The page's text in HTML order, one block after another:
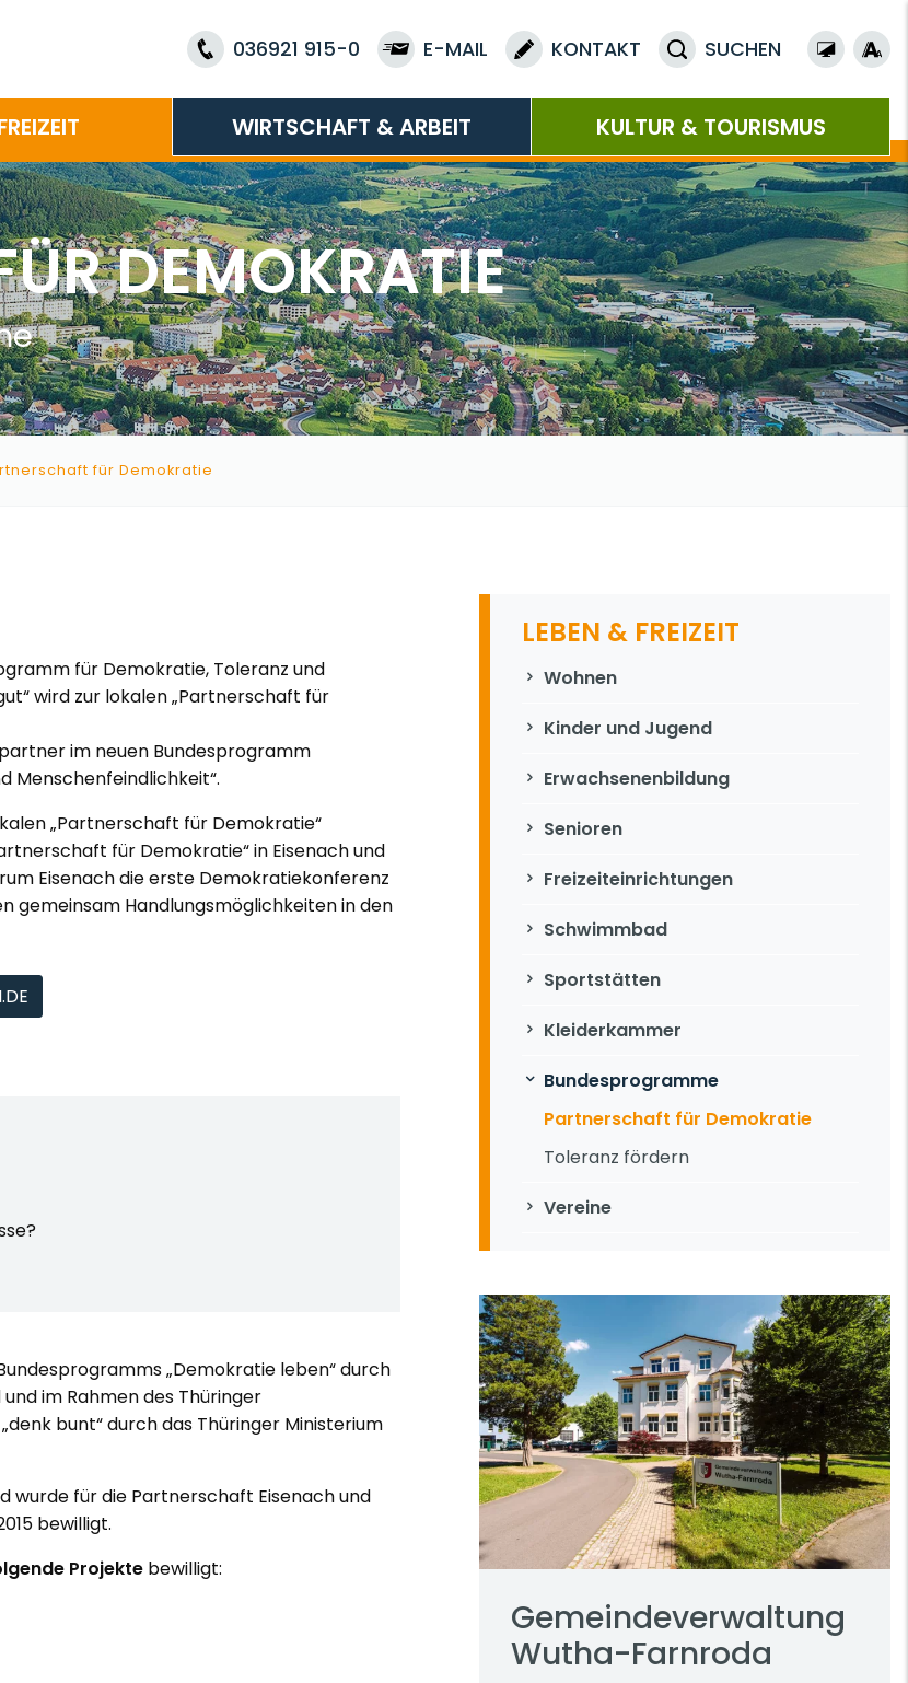
036921 915-0 E-MAIL KONTAKT SUCHEN
WIRTSCHAFT & ARBEIT KULTUR & TOURISMUS
DEMOKRATIE
für Demokratie
für Demokratie, Toleranz und
wird zur lokalen „Partnerschaft für
im neuen Bundesprogramm
Menschenfeindlichkeit“.
„Partnerschaft für Demokratie“
für Demokratie“ in Eisenach und
Eisenach die erste Demokratiekonferenz
gemeinsam Handlungsmöglichkeiten in den
„Demokratie leben“ durch
im Rahmen des Thüringer
bunt“ durch das Thüringer Ministerium
wurde für die Partnerschaft Eisenach und
bewilligt.
Projekte bewilligt:
LEBEN & FREIZEIT
Navigation überspringen
Wohnen
Kinder und Jugend
Erwachsenenbildung
Senioren
Freizeiteinrichtungen
Schwimmbad
Sportstätten
Kleiderkammer
Bundesprogramme
Partnerschaft für Demokratie
Toleranz fördern
Vereine
Gemeindeverwaltung
Wutha-Farnroda